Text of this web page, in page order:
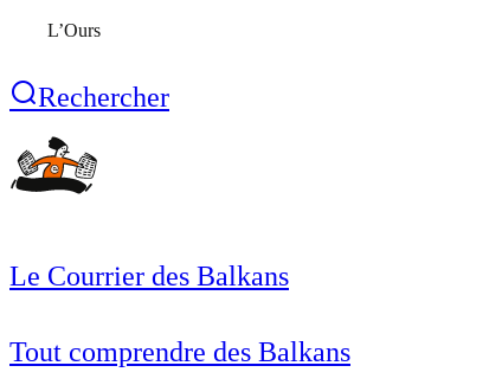
L’Ours
Rechercher
Le Courrier des Balkans
Tout comprendre des Balkans